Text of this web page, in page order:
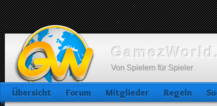
Von Spielern für Spieler
Übersicht Forum Mitglieder Regeln